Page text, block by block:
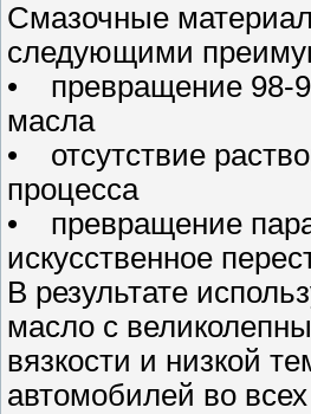
Смазочные
следующими
• превращение 98-
масла
• отсутствие
процесса
• превращение
искусственное
В результате
масло с
вязкости и низкой
автомобилей во